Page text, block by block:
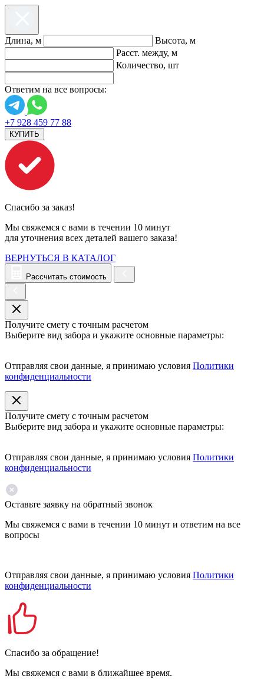
Длина, м
Высота, м
Расст. между, м
Количество, шт
Ответим на все вопросы:
+7 928 459 77 88
КУПИТЬ
Спасибо за заказ!
Мы свяжемся с вами в течении 10 минут
для уточнения всех деталей вашего заказа!
ВЕРНУТЬСЯ В КАТАЛОГ
Рассчитать стоимость
Получите смету с точным расчетом
Выберите вид забора и укажите основные параметры:
Отправляя свои данные, я принимаю условия Политики
конфиденциальности
Получите смету с точным расчетом
Выберите вид забора и укажите основные параметры:
Отправляя свои данные, я принимаю условия Политики
конфиденциальности
Оставьте заявку на обратный звонок
Мы свяжемся с вами в течении 10 минут и ответим на все
вопросы
Отправляя свои данные, я принимаю условия Политики
конфиденциальности
Спасибо за обращение!
Мы свяжемся с вами в ближайшее время.